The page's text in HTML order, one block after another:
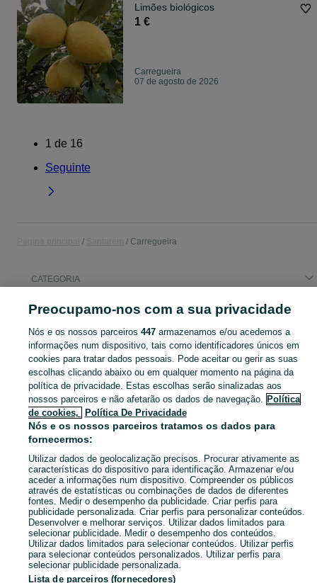
Limões biológicos
1 €
Carregueira
07 de agosto de 2026
1 de 16
Seguinte
Carregueira
CATEGORIA
Pesquisas populares
t2 arrendamento espaço festas carregueira
Descubra os anúncios classificados gratuitos em Carregueira no OLX Portugal. Desde empregos a serviços e produtos, encontre tudo o que precisa localmente. Mostrar
Mapa do site
Mapa das freguesias
Mapa de mini-sites
Pesquisas populares
Preocupamo-nos com a sua privacidade
Nós e os nossos parceiros 447armazenamos e/ou acedemos a
informações num dispositivo, tais como identificadores únicos em
cookies para tratar dados pessoais. Pode aceitar ou gerir as suas
escolhas clicando abaixo ou em qualquer momento na página da
política de privacidade. Estas escolhas serão sinalizadas aos
nossos parceiros e não afetarão os dados de navegação. Política
de cookies,
Política De Privacidade
Nós e os nossos parceiros tratamos os dados para
fornecermos:
Utilizar dados de geolocalização precisos. Procurar ativamente as
características do dispositivo para identificação. Armazenar e/ou
aceder a informações num dispositivo. Compreender os públicos
através de estatísticas ou combinações de dados de diferentes
fontes. Medir o desempenho da publicidade. Criar perfis para
publicidade personalizada. Criar perfis para personalizar conteúdos.
Desenvolver e melhorar serviços. Utilizar dados limitados para
selecionar publicidade. Medir o desempenho dos conteúdos.
Utilizar dados limitados para selecionar conteúdos. Utilizar perfis
para selecionar conteúdos personalizados. Utilizar perfis para
selecionar publicidade personalizada.
Lista de parceiros (fornecedores)